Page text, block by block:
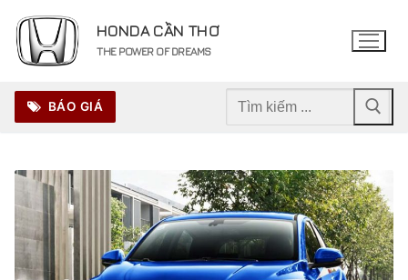
đến
nội
HONDA CẦN THƠ
THE POWER OF DREAMS
BÁO GIÁ
Tìm